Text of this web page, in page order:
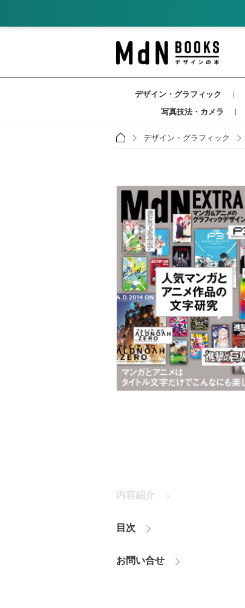
デザイン・グラフィック
写真技法・カメラ
デザイン・グラフィック
内容紹介
目次
お問い合せ